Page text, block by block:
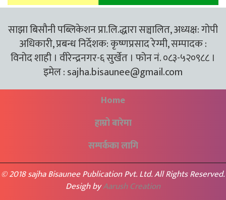
साझा बिसौनी पब्लिकेशन प्रा.लि.द्धारा सञ्चालित, अध्यक्ष: गोपी
अधिकारी, प्रबन्ध निर्देशक: कृष्णप्रसाद रेग्मी, सम्पादक :
विनोद शाही । वीरेन्द्रनगर-६ सुर्खेत । फोन नं. ०८३-५२०९८८ ।
इमेल :sajha.bisaunee@gmail.com
Home
हाम्रो बारेमा
सम्पर्कका लागि
© 2018 sajha Bisaunee Publication Pvt. Ltd. All Rights Reserved.
Desigh byAarush Creation